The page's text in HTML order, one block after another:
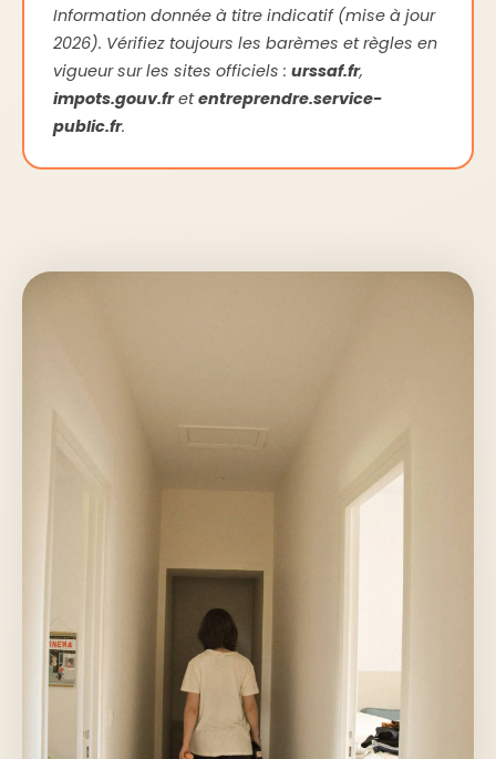
Information donnée à titre indicatif (mise à jour
2026). Vérifiez toujours les barèmes et règles en
vigueur sur les sites officiels : urssaf.fr,
impots.gouv.fretentreprendre.service-
public.fr.